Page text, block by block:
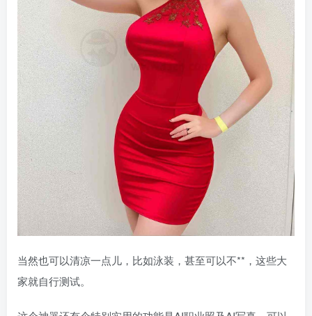
当然也可以清凉一点儿，比如泳装，甚至可以不**，这些大
家就自行测试。